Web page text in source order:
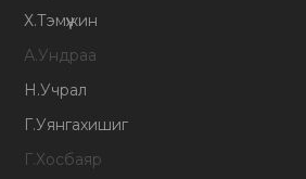
Х.Тэмүүжин
А.Ундраа
Н.Учрал
Г.Уянгахишиг
Г.Хосбаяр